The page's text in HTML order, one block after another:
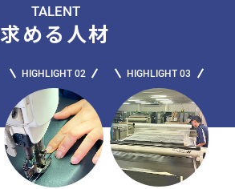
TALENT
求める人材
HIGHLIGHT 02 HIGHLIGHT 03